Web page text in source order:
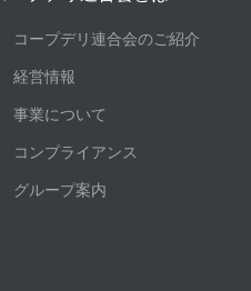
コープデリ連合会のご紹介
経営情報
事業について
コンプライアンス
グループ案内